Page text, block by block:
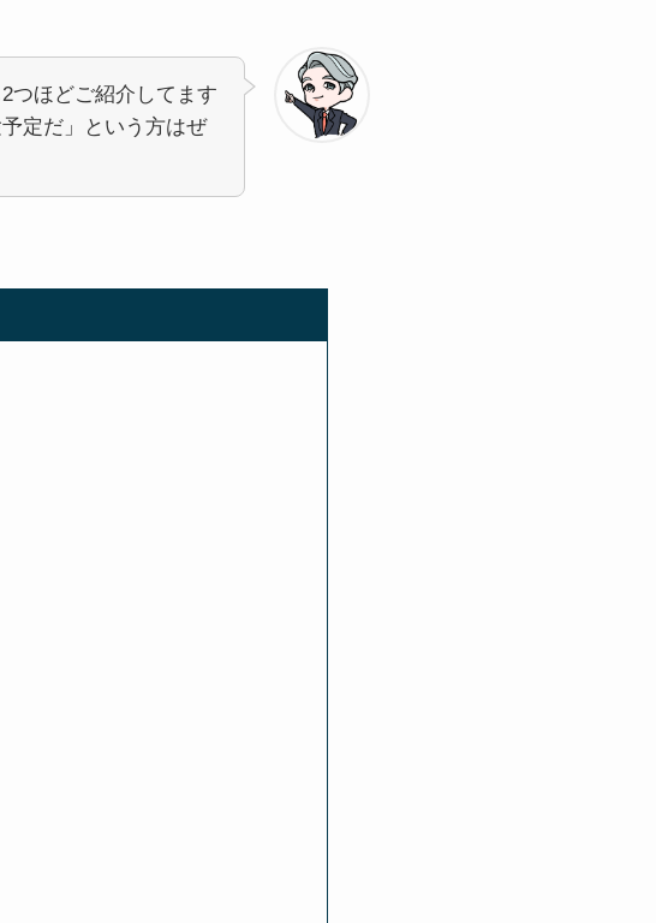
つほどご紹介してます
定だ」という方はぜ